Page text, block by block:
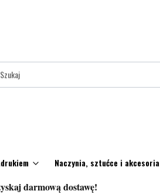
Naczynia, sztućce i akcesoria
darmową dostawę!